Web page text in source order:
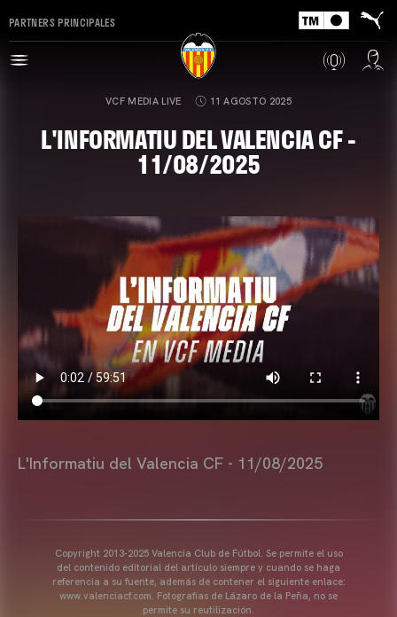
PARTNERS PRINCIPALES
VCF MEDIA LIVE 11 AGOSTO 2025
L'INFORMATIU DEL VALENCIA CF -
11/08/2025
L'Informatiu del Valencia CF - 11/08/2025
Copyright 2013-2025 Valencia Club de Fútbol. Se permite el uso
del contenido editorial del artículo siempre y cuando se haga
referencia a su fuente, además de contener el siguiente enlace:
www.valenciacf.com. Fotografías de Lázaro de la Peña, no se
permite su reutilización.